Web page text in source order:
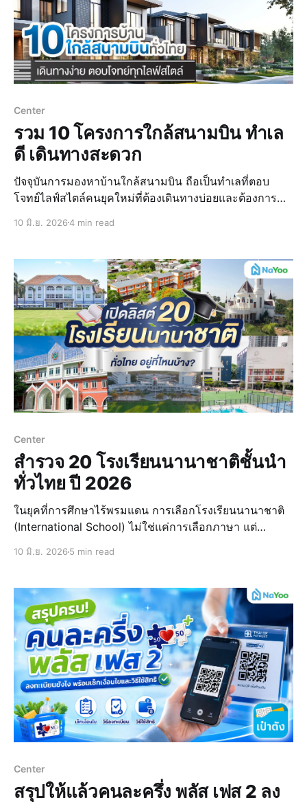
Center
รวม 10 โครงการใกล้สนามบิน ทำเล
ดี เดินทางสะดวก
ปัจจุบันการมองหาบ้านใกล้สนามบิน ถือเป็นทำเลที่ตอบ
โจทย์ไลฟ์สไตล์คนยุคใหม่ที่ต้องเดินทางบ่อยและต้องการ
โครงการบ้านใกล้สนามบินส่วนใหญ่จะมาพร้อมกับระบบ
ลิสต์โครงการยอดฮิต เพื่อช่
10 มิ.ย. 20264 min read
Center
สำรวจ 20 โรงเรียนนานาชาติชั้นนำ
ทั่วไทย ปี 2026
ในยุคที่การศึกษาไร้พรมแดน การเลือกโรงเรียนนานาชาติ
(International School) ไม่ใช่แค่การเลือกภาษา แต่
จากทั่วทุกภูมิ
10 มิ.ย. 2026 5 min read
Center
สรุปให้แล้วคนละครึ่ง พลัส เฟส 2 ลง